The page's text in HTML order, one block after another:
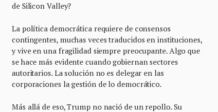
de Silicon Valley?
La política democrática requiere de consensos
contingentes, muchas veces traducidos en instituciones,
y vive en una fragilidad siempre preocupante. Algo que
se hace más evidente cuando gobiernan sectores
autoritarios. La solución no es delegar en las
corporaciones la gestión de lo democrático.
Más allá de eso, Trump no nació de un repollo. Su